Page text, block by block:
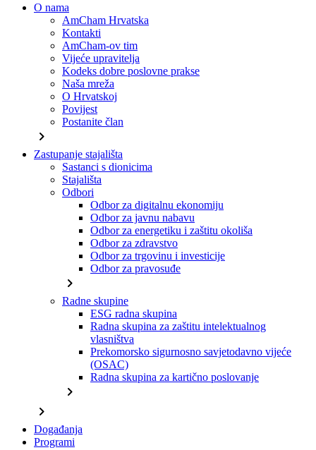
O nama
AmCham Hrvatska
Kontakti
AmCham-ov tim
Vijeće upravitelja
Kodeks dobre poslovne prakse
Naša mreža
O Hrvatskoj
Povijest
Postanite član
chevron_right
Zastupanje stajališta
Sastanci s dionicima
Stajališta
Odbori
Odbor za digitalnu ekonomiju
Odbor za javnu nabavu
Odbor za energetiku i zaštitu okoliša
Odbor za zdravstvo
Odbor za trgovinu i investicije
Odbor za pravosuđe
chevron_right
Radne skupine
ESG radna skupina
Radna skupina za zaštitu intelektualnog
vlasništva
Prekomorsko sigurnosno savjetodavno vijeće
(OSAC)
Radna skupina za kartično poslovanje
chevron_right
chevron_right
Događanja
Programi